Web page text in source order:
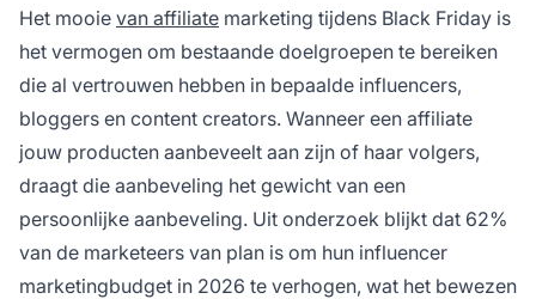
Het mooie van affiliate marketing tijdens Black Friday is
het vermogen om bestaande doelgroepen te bereiken
die al vertrouwen hebben in bepaalde influencers,
bloggers en content creators. Wanneer een affiliate
jouw producten aanbeveelt aan zijn of haar volgers,
draagt die aanbeveling het gewicht van een
persoonlijke aanbeveling. Uit onderzoek blijkt dat 62%
van de marketeers van plan is om hun influencer
marketingbudget in 2026 te verhogen, wat het bewezen